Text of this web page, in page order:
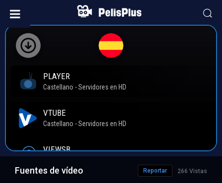
Fuentes de vídeo 266 Vistas
Reportar